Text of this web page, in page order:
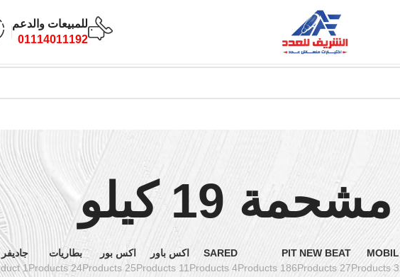
للمبيعات والدعم
01114011192
مشحمة 19 كيلو
MOBIL
3 Products
NEW BEAT
27 Products
PIT
186 Products
SARED
4 Products
اكس باور
11 Products
اكس بور
25 Products
بطاريات
24 Products
جاديفر
1 Product